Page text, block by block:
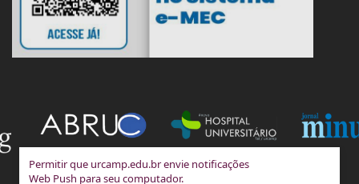
Permitir que urcamp.edu.br envie notificações
Web Push para seu computador.